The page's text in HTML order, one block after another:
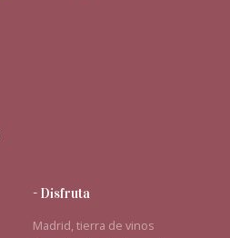
- Disfruta
Madrid, tierra de vinos